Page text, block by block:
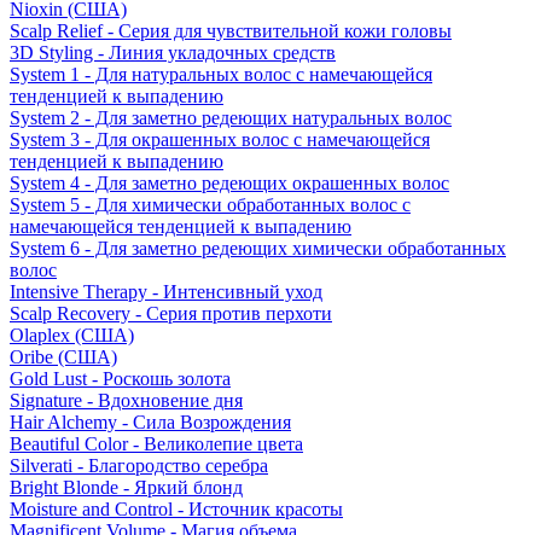
Nioxin (США)
Scalp Relief - Серия для чувствительной кожи головы
3D Styling - Линия укладочных средств
System 1 - Для натуральных волос с намечающейся
тенденцией к выпадению
System 2 - Для заметно редеющих натуральных волос
System 3 - Для окрашенных волос с намечающейся
тенденцией к выпадению
System 4 - Для заметно редеющих окрашенных волос
System 5 - Для химически обработанных волос с
намечающейся тенденцией к выпадению
System 6 - Для заметно редеющих химически обработанных
волос
Intensive Therapy - Интенсивный уход
Scalp Recovery - Серия против перхоти
Olaplex (США)
Oribe (США)
Gold Lust - Роскошь золота
Signature - Вдохновение дня
Hair Alchemy - Сила Возрождения
Beautiful Color - Великолепие цвета
Silverati - Благородство серебра
Bright Blonde - Яркий блонд
Moisture and Control - Источник красоты
Magnificent Volume - Магия объема